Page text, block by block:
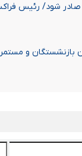
صادر شود/ رئیس
و